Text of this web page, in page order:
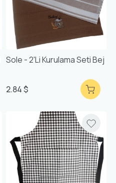
Sole - 2'li Kurulama Seti Bej
2.84 $